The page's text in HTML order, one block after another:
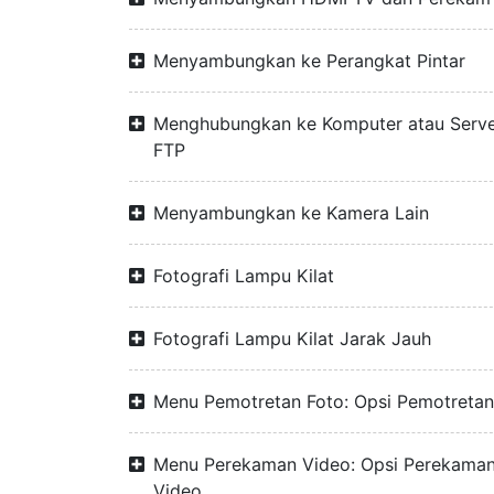
Menyambungkan ke Perangkat Pintar
Menghubungkan ke Komputer atau
FTP
Menyambungkan ke Kamera Lain
Fotografi Lampu Kilat
Fotografi Lampu Kilat Jarak Jauh
Menu Pemotretan Foto: Opsi Pemotretan
Menu Perekaman Video: Opsi